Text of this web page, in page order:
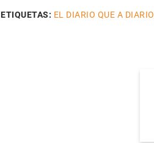
ETIQUETAS: EL DIARIO QUE A DIARIO